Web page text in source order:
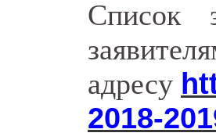
Список
адресу
2018-